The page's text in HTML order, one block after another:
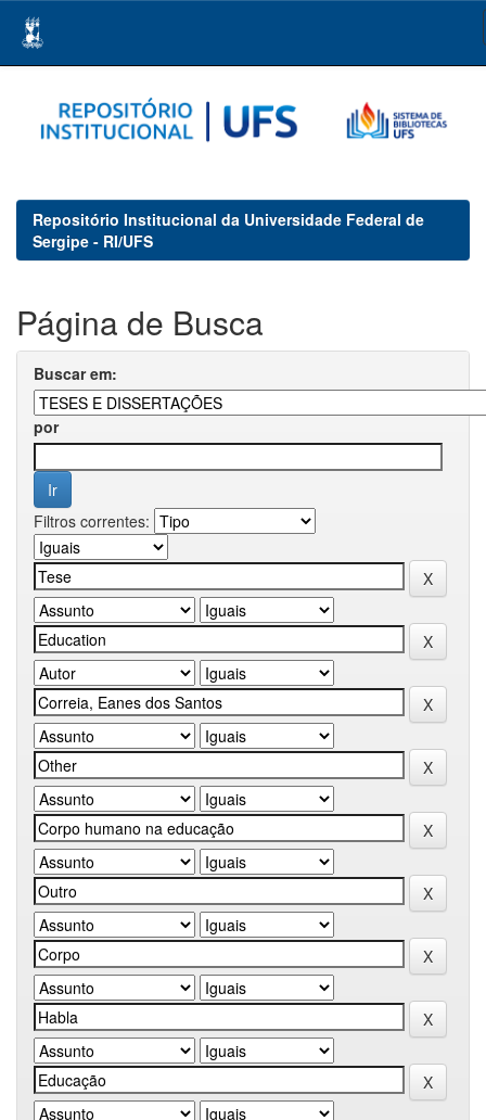
navigation
Repositório Institucional da Universidade Federal de
Sergipe - RI/UFS
Página de Busca
Buscar em:
por
Filtros correntes: